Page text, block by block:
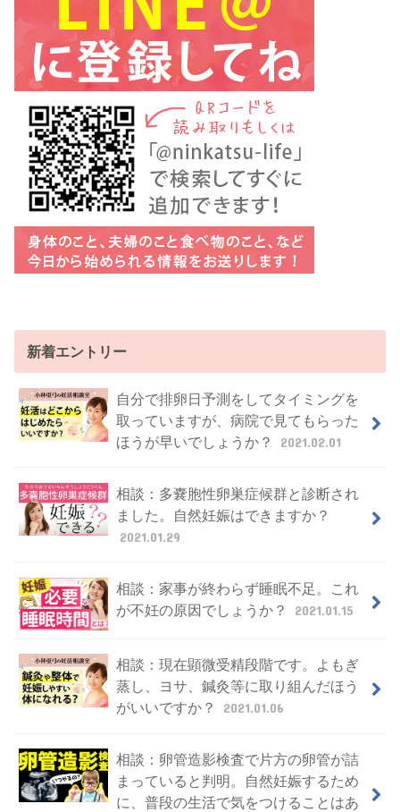
新着エントリー
自分で排卵日予測をしてタイミングを
取っていますが、病院で見てもらった
ほうが早いでしょうか？
2021.02.01
相談：多嚢胞性卵巣症候群と診断され
ました。自然妊娠はできますか？
2021.01.29
相談：家事が終わらず睡眠不足。これ
が不妊の原因でしょうか？
2021.01.15
相談：現在顕微受精段階です。よもぎ
蒸し、ヨサ、鍼灸等に取り組んだほう
がいいですか？
2021.01.06
相談：卵管造影検査で片方の卵管が詰
まっていると判明。自然妊娠するため
に、普段の生活で気をつけることはあ